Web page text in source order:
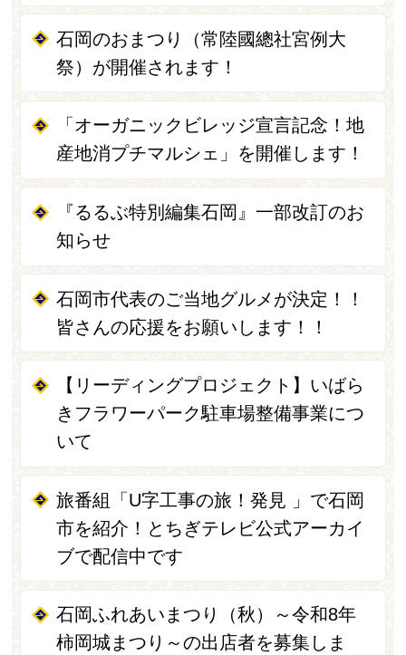
石岡のおまつり（常陸國總社宮例大
祭）が開催されます！
「オーガニックビレッジ宣言記念！地
産地消プチマルシェ」を開催します！
『るるぶ特別編集石岡』一部改訂のお
知らせ
石岡市代表のご当地グルメが決定！！
皆さんの応援をお願いします！！
【リーディングプロジェクト】いばら
きフラワーパーク駐車場整備事業につ
いて
旅番組「U字工事の旅！発見 」で石岡
市を紹介！とちぎテレビ公式アーカイ
ブで配信中です
石岡ふれあいまつり（秋）～令和8年
柿岡城まつり～の出店者を募集しま